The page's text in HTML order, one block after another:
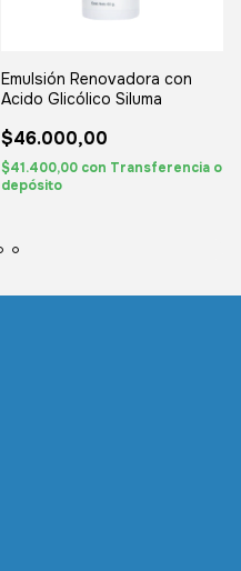
Emulsión Renovadora con
Acido Glicólico Siluma
$46.000,00
$41.400,00 con Transferencia o
depósito